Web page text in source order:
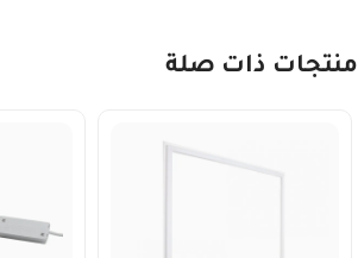
منتجات ذات صلة